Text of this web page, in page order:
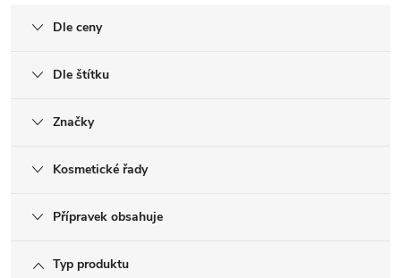
Dle ceny
Dle štítku
Značky
Kosmetické řady
Přípravek obsahuje
Typ produktu